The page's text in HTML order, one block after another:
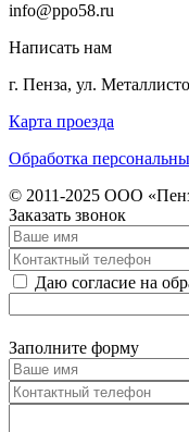
info@ppo58.ru
Написать нам
г. Пенза, ул.
Карта проезда
Обработка
© 2011-2025 ООО
Заказать звонок
Даю согласие на
Заполните форму